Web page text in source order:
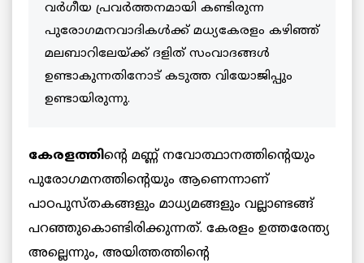
വര്‍ഗീയ പ്രവര്‍ത്തനമായി കണ്ടിരുന്ന
പുരോഗമനവാദികള്‍ക്ക് മധ്യകേരളം കഴിഞ്ഞ്
മലബാറിലേയ്ക്ക് ദളിത് സംവാദങ്ങള്‍
ഉണ്ടാകുന്നതിനോട് കടുത്ത വിയോജിപ്പും
ഉണ്ടായിരുന്നു.
കേരളത്തിന്റെ മണ്ണ് നവോത്ഥാനത്തിന്റെയും
പുരോഗമനത്തിന്റെയും ആണെന്നാണ്
പാഠപുസ്തകങ്ങളും മാധ്യമങ്ങളും വല്ലാണ്ടങ്ങ്
പറഞ്ഞുകൊണ്ടിരിക്കുന്നത്. കേരളം ഉത്തരേന്ത്യ
അല്ലെന്നും, അയിത്തത്തിന്റെ